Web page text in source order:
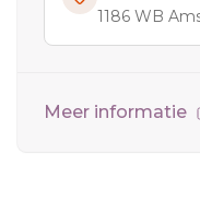
1186 WB
Meer informatie